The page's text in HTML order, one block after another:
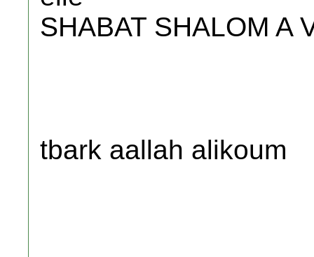
SHABAT SHALOM A
tbark aallah alikoum